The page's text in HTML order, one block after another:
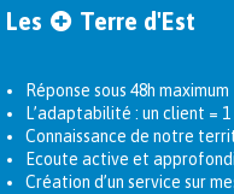
Les Terre d'Est
Réponse sous 48h maximum
L’adaptabilité : un client =
Connaissance de notre
Ecoute active et
Création d’un service sur